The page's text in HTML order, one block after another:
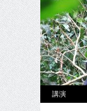
講演